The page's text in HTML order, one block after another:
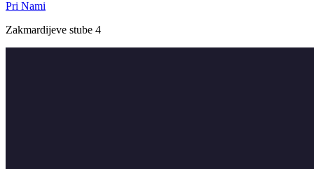
Pri Nami
Zakmardijeve stube 4